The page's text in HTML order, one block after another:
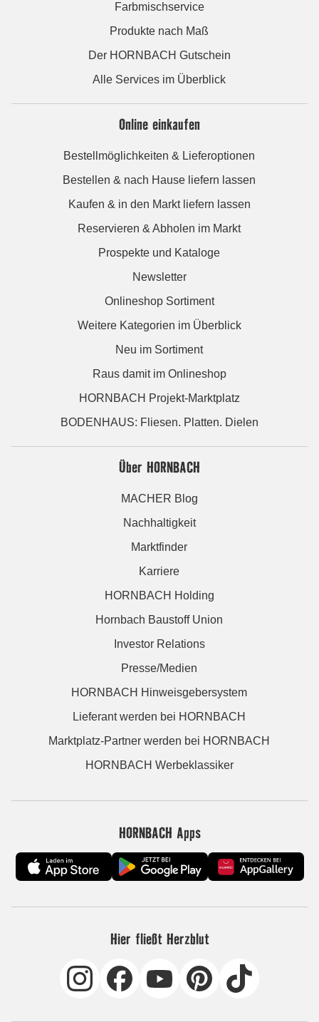
Farbmischservice
Produkte nach Maß
Der HORNBACH Gutschein
Alle Services im Überblick
Online einkaufen
Bestellmöglichkeiten & Lieferoptionen
Bestellen & nach Hause liefern lassen
Kaufen & in den Markt liefern lassen
Reservieren & Abholen im Markt
Prospekte und Kataloge
Newsletter
Onlineshop Sortiment
Weitere Kategorien im Überblick
Neu im Sortiment
Raus damit im Onlineshop
HORNBACH Projekt-Marktplatz
BODENHAUS: Fliesen. Platten. Dielen
Über HORNBACH
MACHER Blog
Nachhaltigkeit
Marktfinder
Karriere
HORNBACH Holding
Hornbach Baustoff Union
Investor Relations
Presse/Medien
HORNBACH Hinweisgebersystem
Lieferant werden bei HORNBACH
Marktplatz-Partner werden bei HORNBACH
HORNBACH Werbeklassiker
HORNBACH Apps
Hier fließt Herzblut